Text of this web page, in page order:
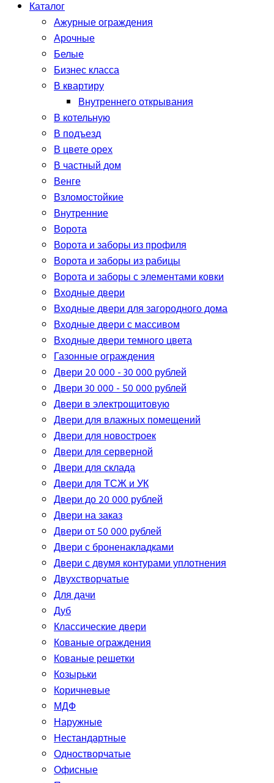
Каталог
Ажурные ограждения
Арочные
Белые
Бизнес класса
В квартиру
Внутреннего открывания
В котельную
В подъезд
В цвете орех
В частный дом
Венге
Взломостойкие
Внутренние
Ворота
Ворота и заборы из профиля
Ворота и заборы из рабицы
Ворота и заборы с элементами ковки
Входные двери
Входные двери для загородного дома
Входные двери с массивом
Входные двери темного цвета
Газонные ограждения
Двери 20 000 - 30 000 рублей
Двери 30 000 - 50 000 рублей
Двери в электрощитовую
Двери для влажных помещений
Двери для новостроек
Двери для серверной
Двери для склада
Двери для ТСЖ и УК
Двери до 20 000 рублей
Двери на заказ
Двери от 50 000 рублей
Двери с броненакладками
Двери с двумя контурами уплотнения
Двухстворчатые
Для дачи
Дуб
Классические двери
Кованые ограждения
Кованые решетки
Козырьки
Коричневые
МДФ
Наружные
Нестандартные
Одностворчатые
Офисные